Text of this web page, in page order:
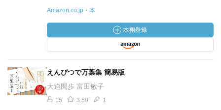
Amazon.co.jp・本
えんぴつで万葉集 簡易版
大迫閑歩 富田敏子
15 3.50 1